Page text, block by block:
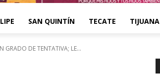
SAN QUINTÍN TECATE TIJUANA
GRADO DE TENTATIVA; LE...